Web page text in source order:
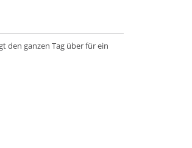
den ganzen Tag über für ein